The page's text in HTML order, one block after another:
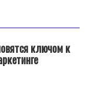
ключом к